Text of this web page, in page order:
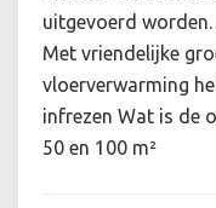
uitgevoerd
Met vriendelijke
vloerverwarming
infrezen Wat is de
50 en 100 m²